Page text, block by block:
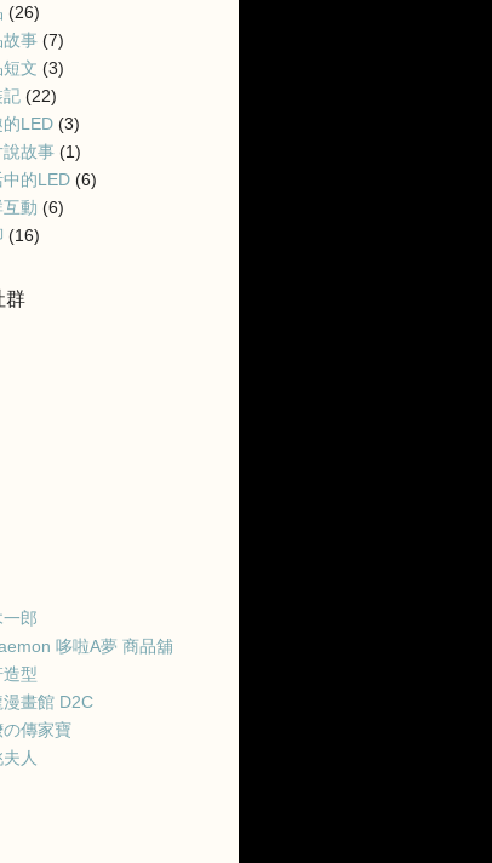
(26)
事 (7)
文 (3)
記 (22)
LED (3)
說故事 (1)
的LED (6)
動 (6)
(16)
群
郎
哆啦A夢 商品舖
型
畫館 D2C
傳家寶
人